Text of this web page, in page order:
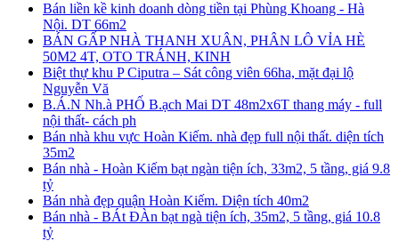
Bán liền kề kinh doanh dòng tiền tại Phùng Khoang - Hà
Nội. DT 66m2
BÁN GẤP NHÀ THANH XUÂN, PHÂN LÔ VỈA HÈ
50M2 4T, OTO TRÁNH, KINH
Biệt thự khu P Ciputra – Sát công viên 66ha, mặt đại lộ
Nguyễn Vă
B.Á.N Nh.à PHỐ B.ạch Mai DT 48m2x6T thang máy - full
nội thất- cách ph
Bán nhà khu vực Hoàn Kiếm. nhà đẹp full nội thất. diện tích
35m2
Bán nhà - Hoàn Kiếm bạt ngàn tiện ích, 33m2, 5 tầng, giá 9.8
tỷ
Bán nhà đẹp quận Hoàn Kiếm. Diện tích 40m2
Bán nhà - BÁt ĐÀn bạt ngà tiện ích, 35m2, 5 tầng, giá 10.8
tỷ